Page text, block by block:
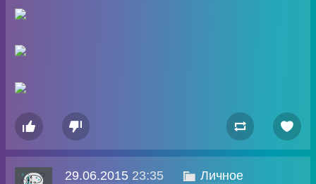
   
29.06.201523:35  Личное